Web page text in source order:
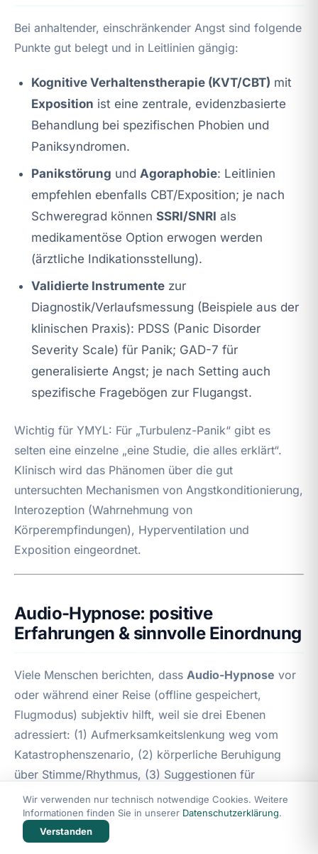
Bei anhaltender, einschränkender Angst sind folgende
Punkte gut belegt und in Leitlinien gängig:
Kognitive Verhaltenstherapie (KVT/CBT) mit
Exposition ist eine zentrale, evidenzbasierte
Behandlung bei spezifischen Phobien und
Paniksyndromen.
Panikstörung und Agoraphobie: Leitlinien
empfehlen ebenfalls CBT/Exposition; je nach
Schweregrad können SSRI/SNRI als
medikamentöse Option erwogen werden
(ärztliche Indikationsstellung).
Validierte Instrumente zur
Diagnostik/Verlaufsmessung (Beispiele aus der
klinischen Praxis): PDSS (Panic Disorder
Severity Scale) für Panik; GAD-7 für
generalisierte Angst; je nach Setting auch
spezifische Fragebögen zur Flugangst.
Wichtig für YMYL: Für „Turbulenz-Panik“ gibt es
selten eine einzelne „eine Studie, die alles erklärt“.
Klinisch wird das Phänomen über die gut
untersuchten Mechanismen von Angstkonditionierung,
Interozeption (Wahrnehmung von
Körperempfindungen), Hyperventilation und
Exposition eingeordnet.
Audio-Hypnose: positive
Erfahrungen & sinnvolle Einordnung
Viele Menschen berichten, dass Audio-Hypnose vor
oder während einer Reise (offline gespeichert,
Flugmodus) subjektiv hilft, weil sie drei Ebenen
adressiert: (1) Aufmerksamkeitslenkung weg vom
Katastrophenszenario, (2) körperliche Beruhigung
über Stimme/Rhythmus, (3) Suggestionen für
Sicherheit, Selbstwirksamkeit und Akzeptanz von
Körperempfindungen.
Wir verwenden nur technisch notwendige Cookies. Weitere
Informationen finden Sie in unserer Datenschutzerklärung.
Verstanden